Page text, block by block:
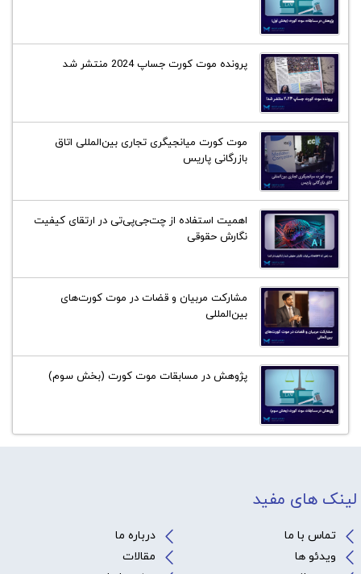
پرونده موت‌ کورت جساپ 2024 منتشر شد
موت کورت میانجیگری تجاری بین‌المللی اتاق
بازرگانی پاریس
اهمیت استفاده از چت‌جی‌پی‌تی در ارتقای کیفیت
نگارش حقوقی
مشارکت مربیان و قضات در موت کورت‌های
بین‌المللی
پژوهش در مسابقات موت کورت (بخش سوم)
لینک های مفید
تماس با ما
درباره ما
ویدئو ها
مقالات